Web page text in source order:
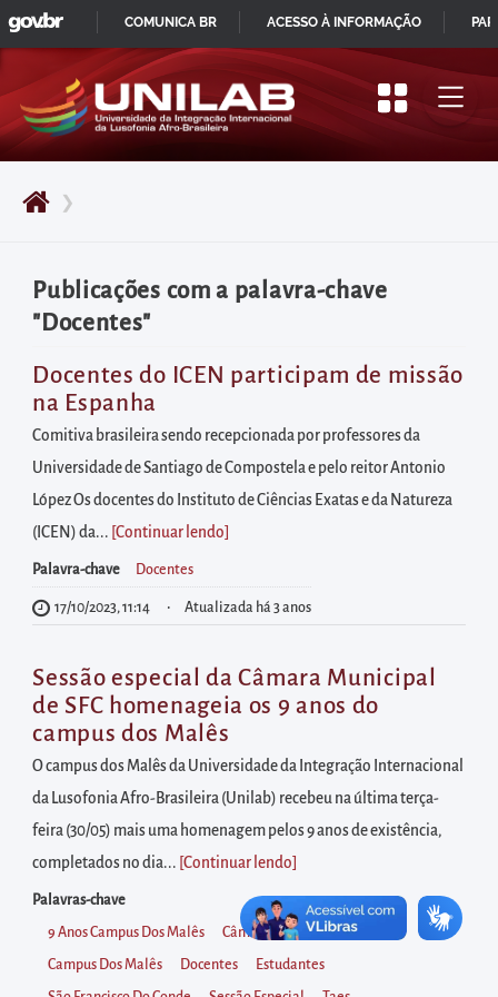
Pular
para
início
do
principal
Acessar
diretamente
o
menu
principal
Acessar
diretamente
à
área
para
realizar
internas
Acessar
diretamente
as
informações
postas
❯
Publicações com a palavra-chave
"Docentes"
Docentes do ICEN participam de missão
na Espanha
Comitiva brasileira sendo recepcionada por professores da
Universidade de Santiago de Compostela e pelo reitor Antonio
López Os docentes do Instituto de Ciências Exatas e da Natureza
(ICEN) da... [Continuar lendo
Palavra-chave Docentes
17/10/2023, 11:14 Atualizada há 3 anos
Sessão especial da Câmara Municipal
de SFC homenageia os 9 anos do
campus dos Malês
O campus dos Malês da Universidade da Integração Internacional
da Lusofonia Afro-Brasileira (Unilab) recebeu na última terça-
feira (30/05) mais uma homenagem pelos 9 anos de existência,
completados no dia... [Continuar lendo
Palavras-chave
9 Anos Campus Dos Malês Câmara Municipal
Campus Dos Malês Docentes Estudantes
IR
PARA
CONTEÚDO
GOVBR
COMUNICA BR ACESSO À INFORMAÇÃO